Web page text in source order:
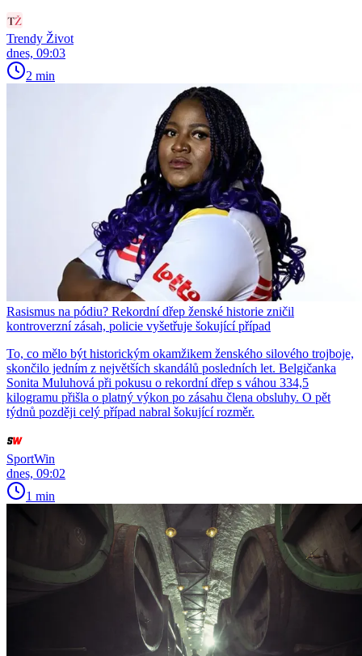
Trendy Život
dnes, 09:03
2 min
Rasismus na pódiu? Rekordní dřep ženské historie zničil
kontroverzní zásah, policie vyšetřuje šokující případ
To, co mělo být historickým okamžikem ženského silového trojboje,
skončilo jedním z největších skandálů posledních let. Belgičanka
Sonita Muluhová při pokusu o rekordní dřep s váhou 334,5
kilogramu přišla o platný výkon po zásahu člena obsluhy. O pět
týdnů později celý případ nabral šokující rozměr.
SportWin
dnes, 09:02
1 min